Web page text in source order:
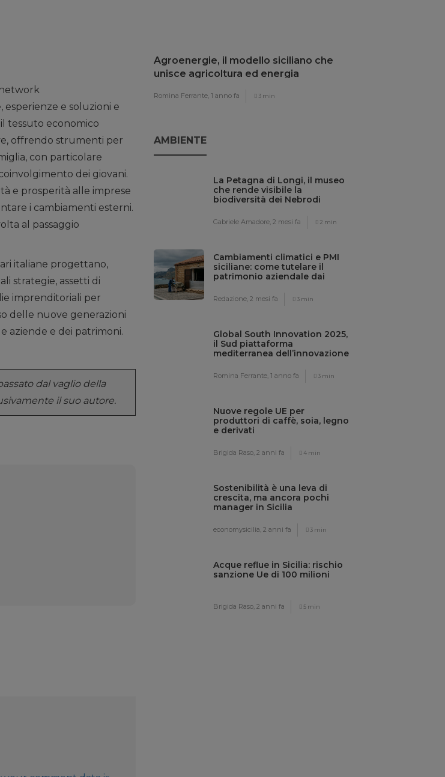
e soluzioni e
tessuto economico
offrendo strumenti per
con particolare
dei giovani.
e prosperità alle imprese
i cambiamenti esterni.
al passaggio
italiane progettano,
strategie, assetti di
imprenditoriali per
delle nuove generazioni
aziende e dei patrimoni.
dal vaglio della
il suo autore.
Agroenergie, il modello siciliano che
unisce agricoltura ed energia
Romina Ferrante, 1 anno fa 3 min
AMBIENTE
La Petagna di Longi, il museo
che rende visibile la
biodiversità dei Nebrodi
Gabriele Amadore,2 mesi fa 2 min
Cambiamenti climatici e PMI
siciliane: come tutelare il
patrimonio aziendale dai
Redazione,2 mesi fa 3 min
Global South Innovation 2025,
il Sud piattaforma
mediterranea dell’innovazione
Romina Ferrante,1 anno fa 3 min
Nuove regole UE per
produttori di caffè, soia, legno
e derivati
Brigida Raso,2 anni fa 4 min
Sostenibilità è una leva di
crescita, ma ancora pochi
manager in Sicilia
economysicilia,2 anni fa 3 min
Acque reflue in Sicilia: rischio
sanzione Ue di 100 milioni
Brigida Raso,2 anni fa 5 min